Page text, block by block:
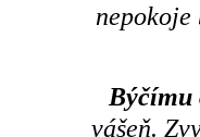
Býčímu
vášeň.